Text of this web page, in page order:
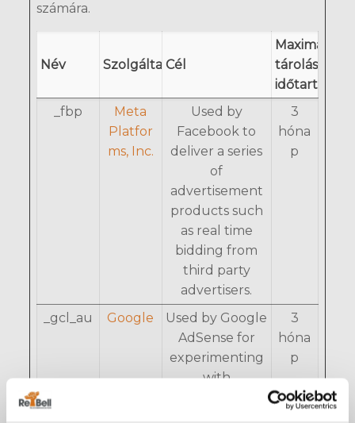
számára.
Név Szolgáltató
Cél
Maximális
tárolási
időtartam
_fbp
Meta
Platfor
ms, Inc.
Used by
Facebook to
deliver a series
of
advertisement
products such
as real time
bidding from
third party
advertisers.
3
hóna
p
_gcl_au Google
Used by Google
AdSense for
experimenting
with
3
hóna
p